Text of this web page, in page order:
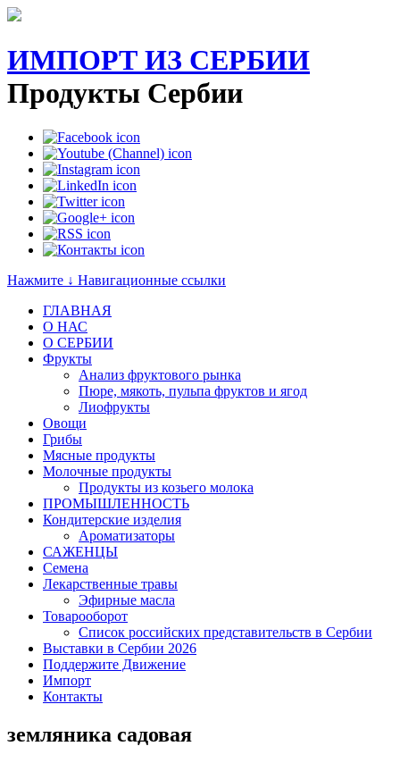
ИМПОРТ ИЗ СЕРБИИ
Продукты Сербии
Нажмите ↓ Навигационные ссылки
ГЛАВНАЯ
О НАС
O СЕРБИИ
Фрукты
Анализ фруктового рынка
Пюре, мякоть, пульпа фруктов и ягод
Лиофрукты
Овощи
Грибы
Мясные продукты
Молочные продукты
Продукты из козьего молока
ПРОМЫШЛЕННОСТЬ
Кондитерские изделия
Ароматизаторы
САЖЕНЦЫ
Семена
Лекарственные травы
Эфирные масла
Товарооборот
Список российских представительств в Сербии
Выставки в Сербии 2026
Поддержите Движение
Импорт
Контакты
земляника садовая